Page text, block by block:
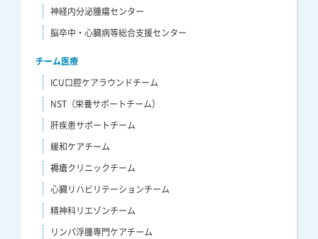
神経内分泌腫瘍センター
脳卒中・心臓病等総合支援センター
チーム医療
ICU口腔ケアラウンドチーム
NST（栄養サポートチーム）
肝疾患サポートチーム
緩和ケアチーム
褥瘡クリニックチーム
心臓リハビリテーションチーム
精神科リエゾンチーム
リンパ浮腫専門ケアチーム